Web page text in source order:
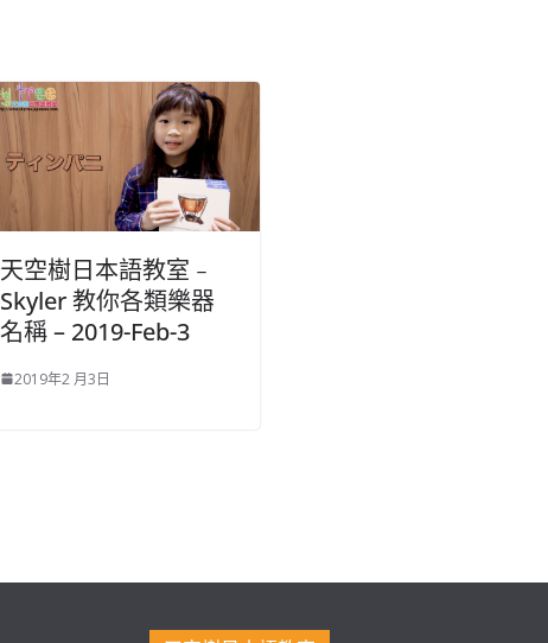
天空樹日本語教室﹣
Skyler 教你各類樂器
名稱 – 2019-Feb-3
2019年2 月3日